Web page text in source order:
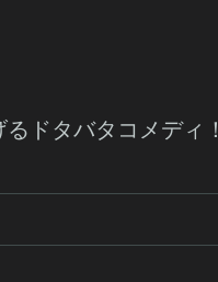
ドタバタコメディ！